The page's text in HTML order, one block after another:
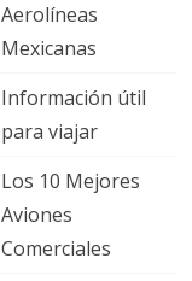
Aerolíneas
Mexicanas
Información útil
para viajar
Los 10 Mejores
Aviones
Comerciales